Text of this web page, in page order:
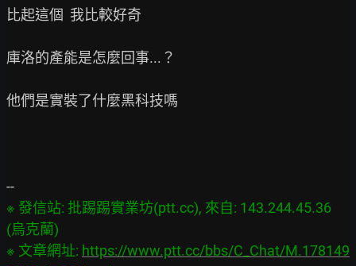
比起這個  我比較好奇
庫洛的產能是怎麼回事...？
他們是實裝了什麼黑科技嗎
※ 發信站: 批踢踢實業坊(ptt.cc), 來自: 143.244.45.36
(烏克蘭)
※ 文章網址: https://www.ptt.cc/bbs/C_Chat/M.178149